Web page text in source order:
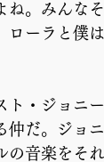
。みんな
ローラと僕
ト・ジョニ
仲だ。ジョ
の音楽をそ